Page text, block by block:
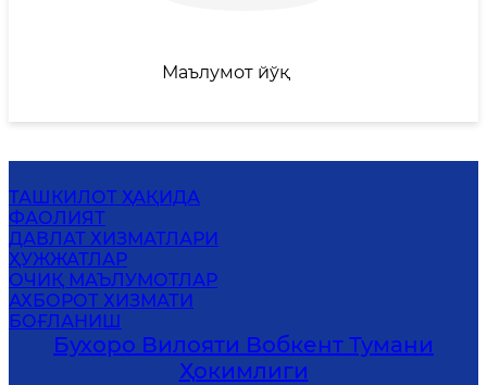
Маълумот йўқ
ТАШКИЛОТ ҲАҚИДА
ФАОЛИЯТ
ДАВЛАТ ХИЗМАТЛАРИ
ҲУЖЖАТЛАР
ОЧИҚ МАЪЛУМОТЛАР
АХБОРОТ ХИЗМАТИ
БОҒЛАНИШ
Бухоро Вилояти Вобкент Тумани
Ҳокимлиги